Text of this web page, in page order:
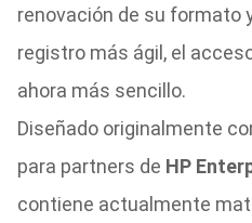
renovación de su formato
registro más ágil, el
ahora más sencillo.
Diseñado originalmente
para partners de HP
contiene actualmente